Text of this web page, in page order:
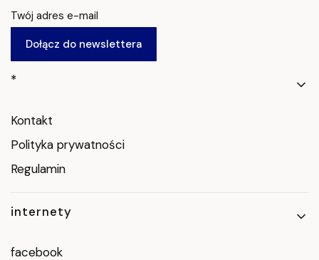
Twój adres e-mail
Dołącz do newslettera
Linki w stopce
*
Kontakt
Polityka prywatności
Regulamin
internety
facebook